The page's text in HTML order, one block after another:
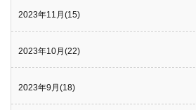
2023年11月(15)
2023年10月(22)
2023年9月(18)